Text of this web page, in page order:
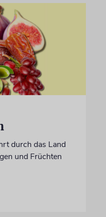
durch das Land
und Früchten